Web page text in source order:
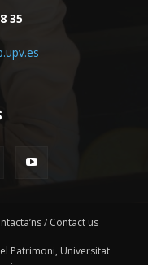
35
/ Contact us
Patrimoni, Universitat